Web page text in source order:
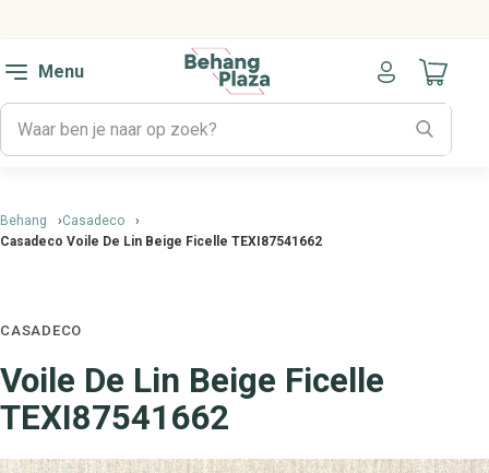
Menu
Naar
Behang
Casadeco
Casadeco Voile De Lin Beige Ficelle TEXI87541662
CASADECO
Voile De Lin Beige Ficelle
TEXI87541662